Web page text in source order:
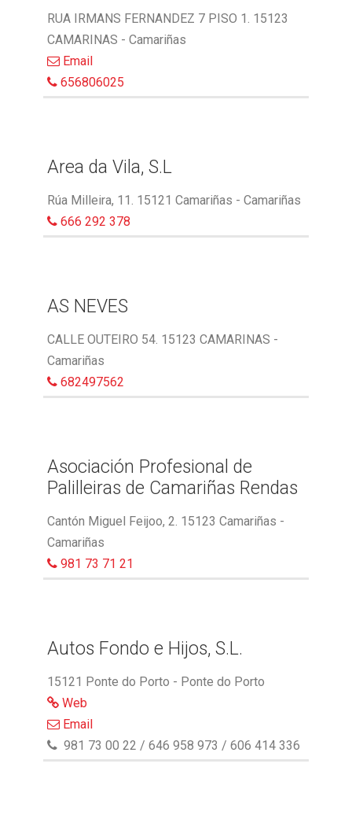
RUA IRMANS FERNANDEZ 7 PISO 1. 15123
CAMARINAS - Camariñas
Email
656806025
Area da Vila, S.L
Rúa Milleira, 11. 15121 Camariñas - Camariñas
666 292 378
AS NEVES
CALLE OUTEIRO 54. 15123 CAMARINAS -
Camariñas
682497562
Asociación Profesional de
Palilleiras de Camariñas Rendas
Cantón Miguel Feijoo, 2. 15123 Camariñas -
Camariñas
981 73 71 21
Autos Fondo e Hijos, S.L.
15121 Ponte do Porto - Ponte do Porto
Web
Email
981 73 00 22 / 646 958 973 / 606 414 336